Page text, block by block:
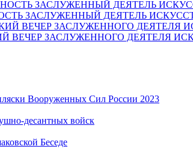
ЗАСЛУЖЕННЫЙ ДЕЯТЕЛЬ
ВЕЧЕР ЗАСЛУЖЕННОГО ДЕЯТЕЛЯ
Вооруженных Сил России 2023
десантных войск
Беседе